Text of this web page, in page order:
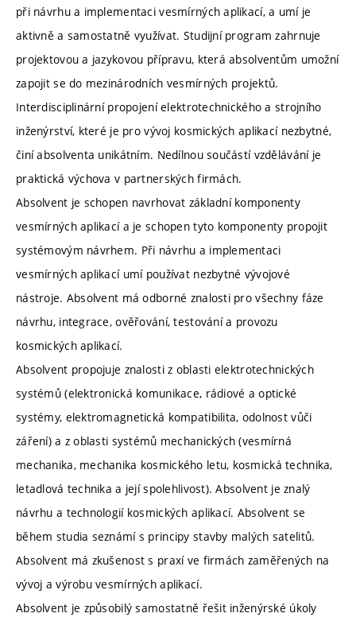
při návrhu a implementaci vesmírných aplikací, a umí je
aktivně a samostatně využívat. Studijní program zahrnuje
projektovou a jazykovou přípravu, která absolventům umožní
zapojit se do mezinárodních vesmírných projektů.
Interdisciplinární propojení elektrotechnického a strojního
inženýrství, které je pro vývoj kosmických aplikací nezbytné,
činí absolventa unikátním. Nedílnou součástí vzdělávání je
praktická výchova v partnerských firmách.
Absolvent je schopen navrhovat základní komponenty
vesmírných aplikací a je schopen tyto komponenty propojit
systémovým návrhem. Při návrhu a implementaci
vesmírných aplikací umí používat nezbytné vývojové
nástroje. Absolvent má odborné znalosti pro všechny fáze
návrhu, integrace, ověřování, testování a provozu
kosmických aplikací.
Absolvent propojuje znalosti z oblasti elektrotechnických
systémů (elektronická komunikace, rádiové a optické
systémy, elektromagnetická kompatibilita, odolnost vůči
záření) a z oblasti systémů mechanických (vesmírná
mechanika, mechanika kosmického letu, kosmická technika,
letadlová technika a její spolehlivost). Absolvent je znalý
návrhu a technologií kosmických aplikací. Absolvent se
během studia seznámí s principy stavby malých satelitů.
Absolvent má zkušenost s praxí ve firmách zaměřených na
vývoj a výrobu vesmírných aplikací.
Absolvent je způsobilý samostatně řešit inženýrské úkoly